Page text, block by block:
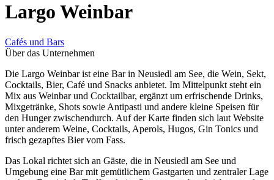
Largo Weinbar
Cafés und Bars
Über das Unternehmen
Die Largo Weinbar ist eine Bar in Neusiedl am See, die Wein, Sekt,
Cocktails, Bier, Café und Snacks anbietet. Im Mittelpunkt steht ein
Mix aus Weinbar und Cocktailbar, ergänzt um erfrischende Drinks,
Mixgetränke, Shots sowie Antipasti und andere kleine Speisen für
den Hunger zwischendurch. Auf der Karte finden sich laut Website
unter anderem Weine, Cocktails, Aperols, Hugos, Gin Tonics und
frisch gezapftes Bier vom Fass.
Das Lokal richtet sich an Gäste, die in Neusiedl am See und
Umgebung eine Bar mit gemütlichem Gastgarten und zentraler Lage